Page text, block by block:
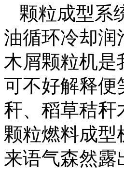
颗粒成型系
油循环冷却润
木屑颗粒机是
可不好解释便
秆、稻草秸秆
颗粒燃料成型
来语气森然露